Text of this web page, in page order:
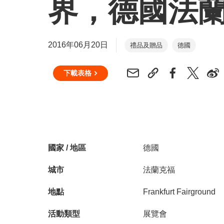
界，德國法
2016年06月20日 禮品及贈品 德國
下載表格
國家 / 地區 德國
城市 法蘭克福
地點 Frankfurt Fairground
活動類型 展覽會